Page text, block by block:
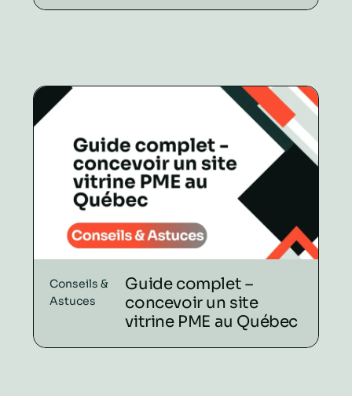
Conseils &
Astuces
Guide complet –
concevoir un site
vitrine PME au Québec